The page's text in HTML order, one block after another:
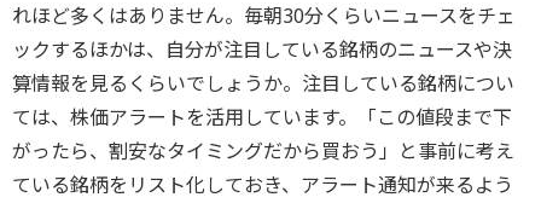
れほど多くはありません。毎朝30分くらいニュースをチェ
ックするほかは、自分が注目している銘柄のニュースや決
算情報を見るくらいでしょうか。注目している銘柄につい
ては、株価アラートを活用しています。「この値段まで下
がったら、割安なタイミングだから買おう」と事前に考え
ている銘柄をリスト化しておき、アラート通知が来るよう